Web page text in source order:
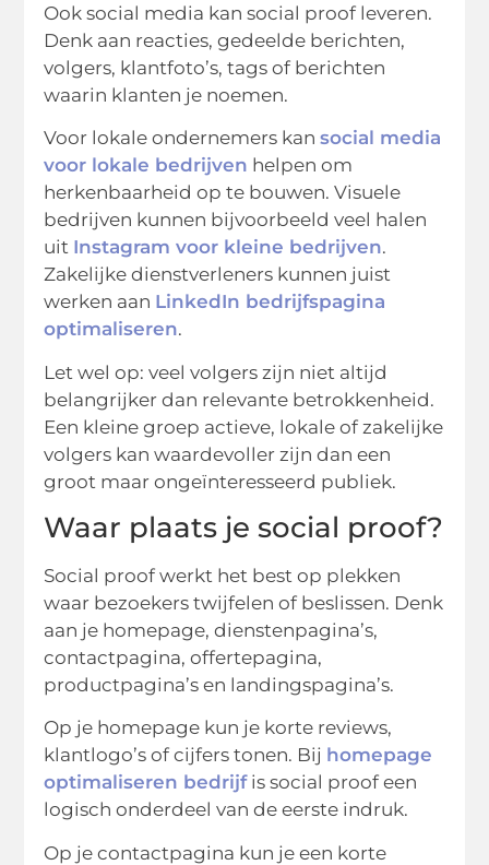
Ook social media kan social proof leveren.
Denk aan reacties, gedeelde berichten,
volgers, klantfoto’s, tags of berichten
waarin klanten je noemen.
Voor lokale ondernemers kansocial media
voor lokale bedrijven helpen om
herkenbaarheid op te bouwen. Visuele
bedrijven kunnen bijvoorbeeld veel halen
uit Instagram voor kleine bedrijven.
Zakelijke dienstverleners kunnen juist
werken aan LinkedIn bedrijfspagina
optimaliseren.
Let wel op: veel volgers zijn niet altijd
belangrijker dan relevante betrokkenheid.
Een kleine groep actieve, lokale of zakelijke
volgers kan waardevoller zijn dan een
groot maar ongeïnteresseerd publiek.
Waar plaats je social proof?
Social proof werkt het best op plekken
waar bezoekers twijfelen of beslissen. Denk
aan je homepage, dienstenpagina’s,
contactpagina, offertepagina,
productpagina’s en landingspagina’s.
Op je homepage kun je korte reviews,
klantlogo’s of cijfers tonen. Bij homepage
optimaliseren bedrijfis social proof een
logisch onderdeel van de eerste indruk.
Op je contactpagina kun je een korte